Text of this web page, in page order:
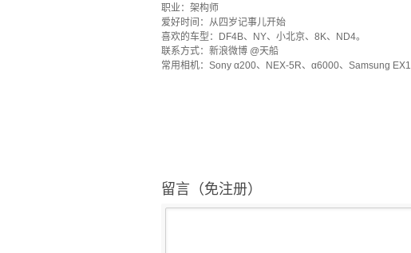
职业：架构师
爱好时间：从四岁记事儿开始
喜欢的车型：DF4B、NY、小北京、8K、ND4。
联系方式：新浪微博 @天船
常用相机：Sony α200、NEX-5R、α6000、Samsung EX1
留言（免注册）